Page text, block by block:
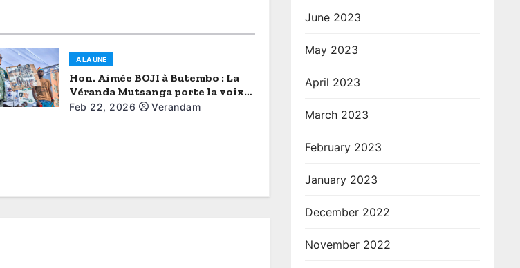
A LA UNE
Hon. Aimée BOJI à Butembo : La
Véranda Mutsanga porte la voix
du Grand Nord-Kivu
Feb 22, 2026 Verandam
June 2023
May 2023
April 2023
March 2023
February 2023
January 2023
December 2022
November 2022